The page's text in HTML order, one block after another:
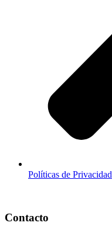
Políticas de Privacidad
Contacto